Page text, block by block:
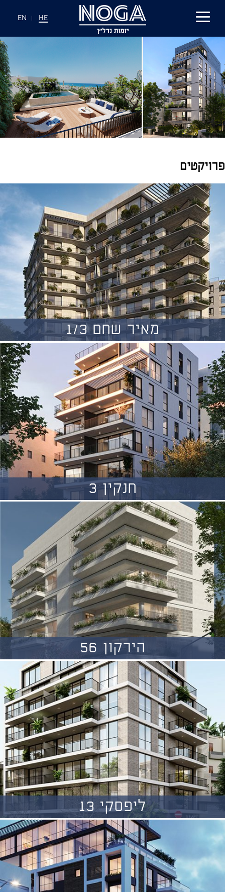
EN | HE
מאיר שחם 1/3
חנקין 3
הירקון 56
ליפסקי 13